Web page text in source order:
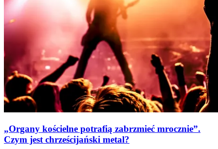
„Organy kościelne potrafią zabrzmieć mrocznie”.
Czym jest chrześcijański metal?